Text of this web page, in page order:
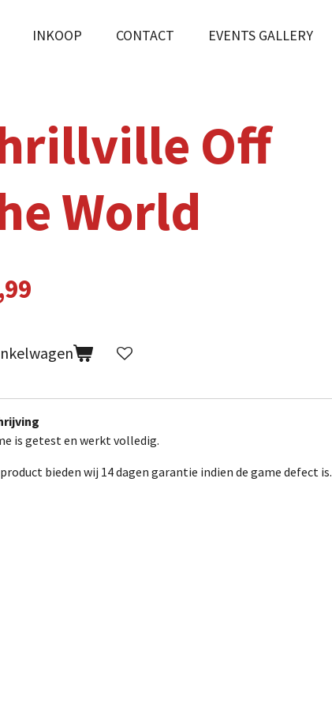
INKOOP CONTACT EVENTS GALLERY
Off
World
is getest en werkt volledig.
bieden wij 14 dagen garantie indien de game defect is.